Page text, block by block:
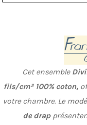
Cet ensemble
fils/cm² 100% coton,
votre chambre. Le
de drap